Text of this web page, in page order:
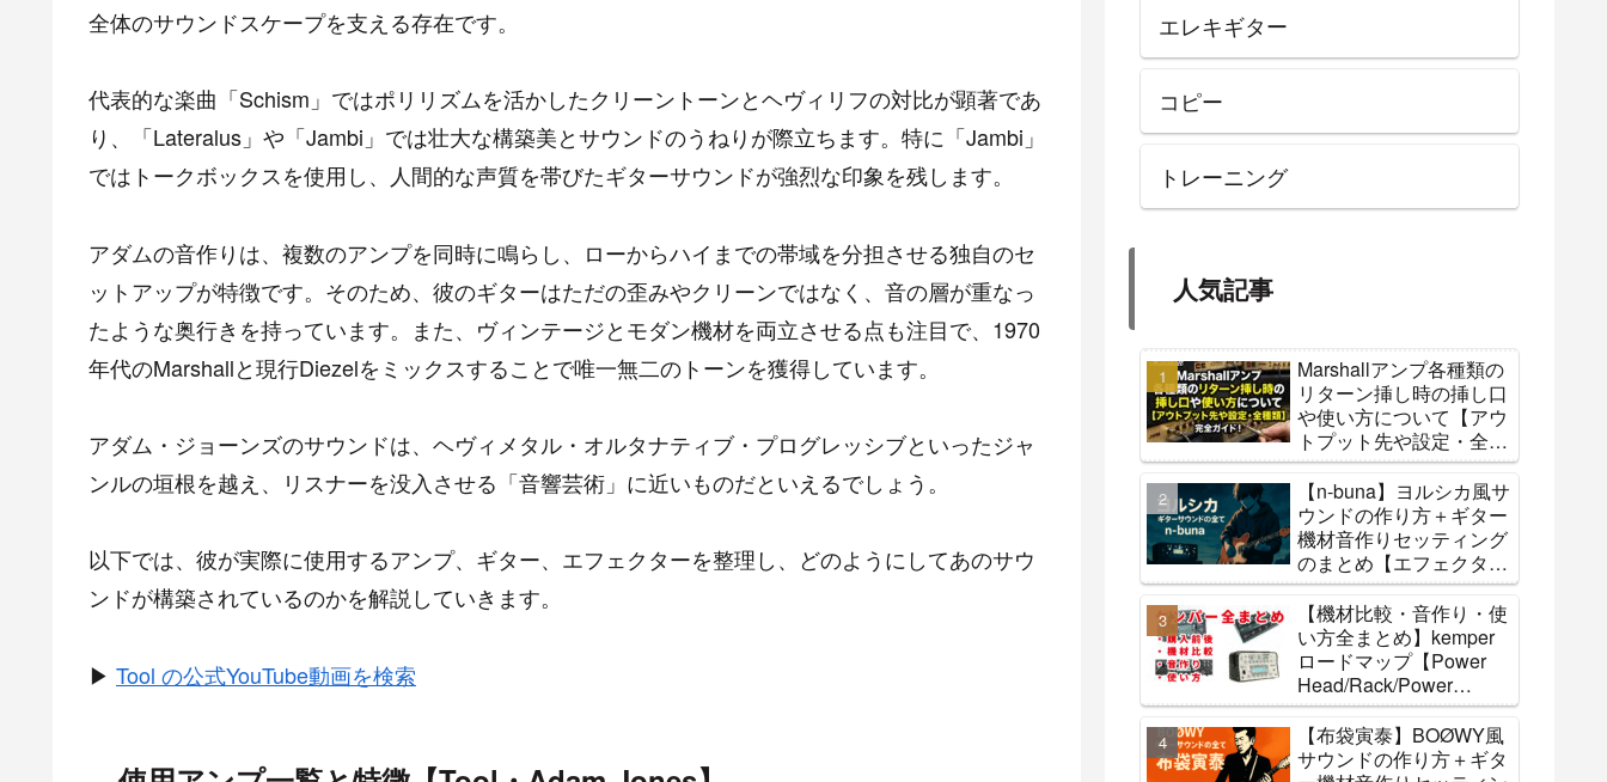
全体のサウンドスケープを支える存在です。
代表的な楽曲「Schism」ではポリリズムを活かしたクリーントーンとヘヴィリフの対比が顕著であ
り、「Lateralus」や「Jambi」では壮大な構築美とサウンドのうねりが際立ちます。特に「Jambi」
ではトークボックスを使用し、人間的な声質を帯びたギターサウンドが強烈な印象を残します。
アダムの音作りは、複数のアンプを同時に鳴らし、ローからハイまでの帯域を分担させる独自のセ
ットアップが特徴です。そのため、彼のギターはただの歪みやクリーンではなく、音の層が重なっ
たような奥行きを持っています。また、ヴィンテージとモダン機材を両立させる点も注目で、1970
年代のMarshallと現行Diezelをミックスすることで唯一無二のトーンを獲得しています。
アダム・ジョーンズのサウンドは、ヘヴィメタル・オルタナティブ・プログレッシブといったジャ
ンルの垣根を越え、リスナーを没入させる「音響芸術」に近いものだといえるでしょう。
以下では、彼が実際に使用するアンプ、ギター、エフェクターを整理し、どのようにしてあのサウ
ンドが構築されているのかを解説していきます。
▶ Tool の公式YouTube動画を検索
エレキギター
コピー
トレーニング
人気記事
Marshallアンプ各種類の
リターン挿し時の挿し口
や使い方について【アウ
トプット先や設定・全種
類】
【n-buna】ヨルシカ風サ
ウンドの作り方＋ギター
機材音作りセッティング
のまとめ【エフェクタ
ー・アンプ】
【機材比較・音作り・使
い方全まとめ】kemper
ロードマップ【Power
Head/Rack/Power
Rack/stage】
【布袋寅泰】BOØWY風
サウンドの作り方＋ギタ